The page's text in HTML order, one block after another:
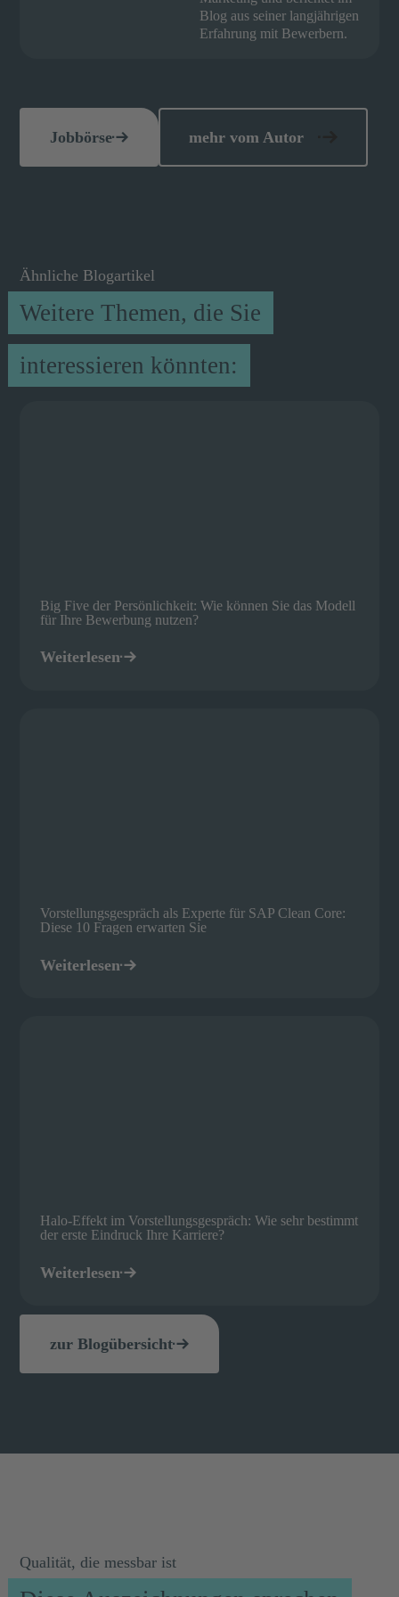
Blog aus seiner langjährigen
Erfahrung mit Bewerbern.
Jobbörse mehr vom Autor
Ähnliche Blogartikel
Weitere Themen, die Sie
interessieren könnten:
Big Five der Persönlichkeit: Wie können Sie das Modell
für Ihre Bewerbung nutzen?
Weiterlesen
Vorstellungsgespräch als Experte für SAP Clean Core:
Diese 10 Fragen erwarten Sie
Weiterlesen
Halo-Effekt im Vorstellungsgespräch: Wie sehr bestimmt
der erste Eindruck Ihre Karriere?
Weiterlesen
zur Blogübersicht
Qualität, die messbar ist